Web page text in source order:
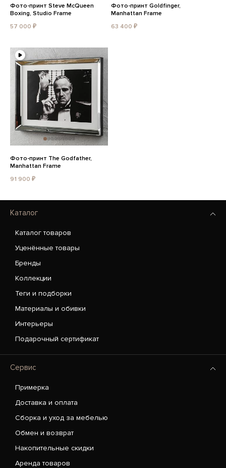
Фото-принт Steve McQueen
Boxing, Studio Frame
57 000 ₽
Фото-принт Goldfinger,
Manhattan Frame
63 400 ₽
Фото-принт The Godfather,
Manhattan Frame
91 900 ₽
Каталог
Каталог товаров
Уценённые товары
Бренды
Коллекции
Теги и подборки
Материалы и обивки
Интерьеры
Подарочный сертификат
Сервис
Примерка
Доставка и оплата
Сборка и уход за мебелью
Обмен и возврат
Накопительные скидки
Аренда товаров